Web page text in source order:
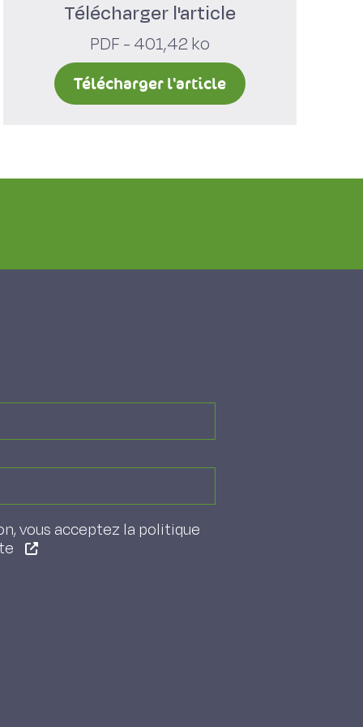
Télécharger l'article
PDF - 401,42 ko
Télécharger l'article
vous acceptez la politique